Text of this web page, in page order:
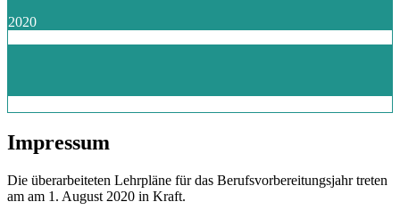
2020
Impressum
Die überarbeiteten Lehrpläne für das Berufsvorbereitungsjahr treten
am am 1. August 2020 in Kraft.